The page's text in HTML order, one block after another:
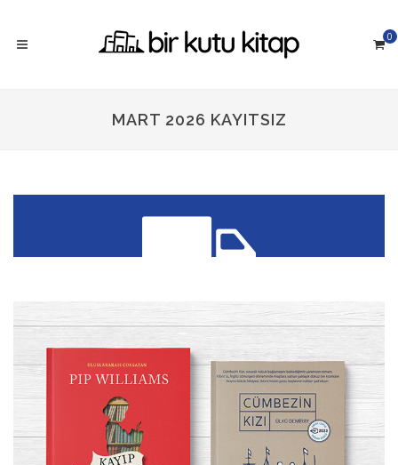
0
MART 2026 KAYITSIZ
300 TL üzeri siparişlerinizde
KARGO ÜCRETSİZ!